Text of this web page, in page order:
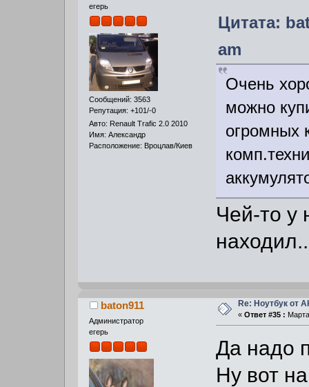
егерь
Сообщений: 3563
Репутация: +101/-0
Авто: Renault Trafic 2.0 2010
Имя: Александр
Расположение: Вроцлав/Киев
Цитата:
am
Очень
можно
огромных
Чей-то у
baton911
Администратор
егерь
Re: Ноутбук от
« Ответ #35 :
Да надо
Ну вот